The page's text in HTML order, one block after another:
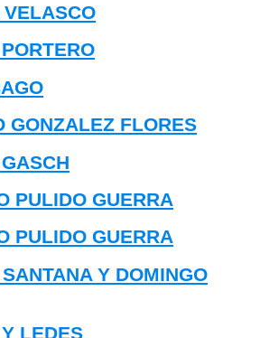
VELASCO
GONZALEZ FLORES
PULIDO GUERRA
PULIDO GUERRA
Y DOMINGO
LEDES